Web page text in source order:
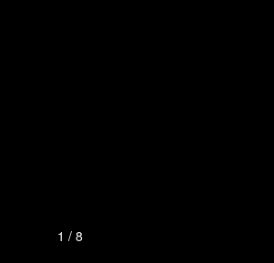
1 / 8